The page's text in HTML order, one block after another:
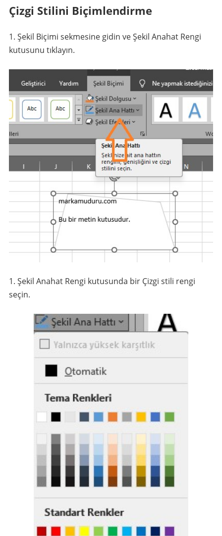
Çizgi Stilini Biçimlendirme
Şekil Biçimi sekmesine gidin ve Şekil Anahat Rengi
kutusunu tıklayın.
Şekil Anahat Rengi kutusunda bir Çizgi stili rengi
seçin.